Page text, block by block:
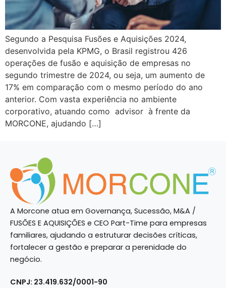
Segundo a Pesquisa Fusões e Aquisições 2024,
desenvolvida pela KPMG, o Brasil registrou 426
operações de fusão e aquisição de empresas no
segundo trimestre de 2024, ou seja, um aumento de
17% em comparação com o mesmo período do ano
anterior. Com vasta experiência no ambiente
corporativo, atuando como advisor à frente da
MORCONE, ajudando […]
A Morcone atua em Governança, Sucessão, M&A /
FUSÕES E AQUISIÇÕES e CEO Part-Time para empresas
familiares, ajudando a estruturar decisões críticas,
fortalecer a gestão e preparar a perenidade do
negócio.
CNPJ: 23.419.632/0001-90